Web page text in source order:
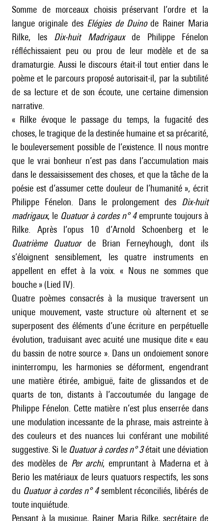
Somme de morceaux choisis préservant l’ordre et la
langue originale des Elégies de Duinode Rainer Maria
Rilke, les Dix-huit Madrigauxde Philippe Fénelon
réfléchissaient peu ou prou de leur modèle et de sa
dramaturgie. Aussi le discours était-il tout entier dans le
poème et le parcours proposé autorisait-il, par la subtilité
de sa lecture et de son écoute, une certaine dimension
narrative.
« Rilke évoque le passage du temps, la fugacité des
choses, le tragique de la destinée humaine et sa précarité,
le bouleversement possible de l’existence. Il nous montre
que le vrai bonheur n’est pas dans l’accumulation mais
dans le dessaisissement des choses, et que la tâche de la
poésie est d’assumer cette douleur de l’humanité », écrit
Philippe Fénelon. Dans le prolongement des Dix-huit
madrigaux, le Quatuor à cordes n° 4emprunte toujours à
Rilke. Après l’opus 10 d’Arnold Schoenberg et le
Quatrième Quatuorde Brian Ferneyhough, dont ils
s’éloignent sensiblement, les quatre instruments en
appellent en effet à la voix. « Nous ne sommes que
bouche » (Lied IV).
Quatre poèmes consacrés à la musique traversent un
unique mouvement, vaste structure où alternent et se
superposent des éléments d’une écriture en perpétuelle
évolution, traduisant avec acuité une musique dite « eau
du bassin de notre source ». Dans un ondoiement sonore
ininterrompu, les harmonies se déforment, engendrant
une matière étirée, ambiguë, faite de glissandos et de
quarts de ton, distants à l’accoutumée du langage de
Philippe Fénelon. Cette matière n’est plus enserrée dans
une modulation incessante de la phrase, mais astreinte à
des couleurs et des nuances lui conférant une mobilité
suggestive. Si le Quatuor à cordes n° 3était une déviation
des modèles de Per archi, empruntant à Madernaet à
Berio les matériaux de leurs quatuors respectifs, les sons
du Quatuor à cordes n° 4semblent réconciliés, libérés de
toute inquiétude.
Pensant à la musique, Rainer Maria Rilke, secrétaire de